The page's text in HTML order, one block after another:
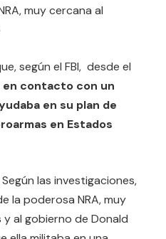
muy cercana al
según el FBI, desde el
en contacto con un
en su plan de
en Estados
las investigaciones,
la poderosa NRA, muy
al gobierno de Donald